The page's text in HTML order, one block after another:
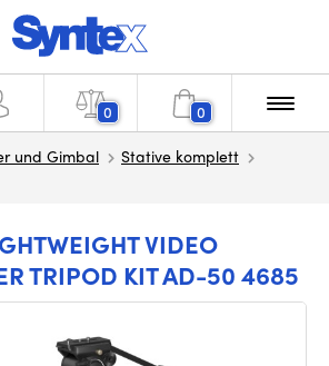
0 0
und Gimbal
Stative komplett
VIDEO
TRIPOD KIT AD-50 4685